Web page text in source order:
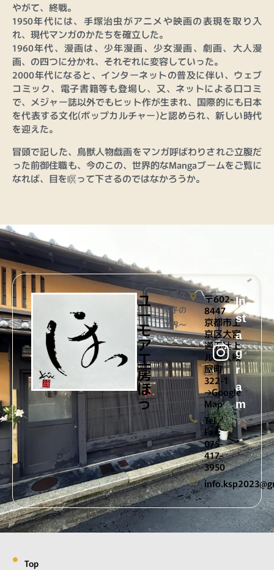
やがて、終戦。
1950年代には、手塚治虫がアニメや映画の表現を取り入
れ、現代マンガのかたちを確立した。
1960年代、漫画は、少年漫画、少女漫画、劇画、大人漫
画、の四つに分かれ、それぞれに変容していった。
2000年代になると、インターネットの普及に伴い、ウェブ
コミック、電子書籍等も登場し、又、ネットによる口コミ
で、メジャー誌以外でもヒット作が生まれ、国際的にも日本
を代表する文化(ポップカルチャー)と認められ、新しい時代
を迎えた。
冒頭で記した、鳥獣人物戯画をマンガ呼ばわりされご立腹だ
った前御住職も、今のこの、世界的なMangaブームをご覧に
なれば、目を瞑って下さるのではなかろうか。
ユ
ー
モ
ア
工
房
ほ
っ
〜南久
美子の
世界〜
〒602-
8447
京都市上
京区大宮
通五辻上
ル西入紋
屋町
322-1
→Google
Map
Tel／
Fax:
075-
417-
3950
@3202psk.ofni
In
st
a
g
r
a
m
Top